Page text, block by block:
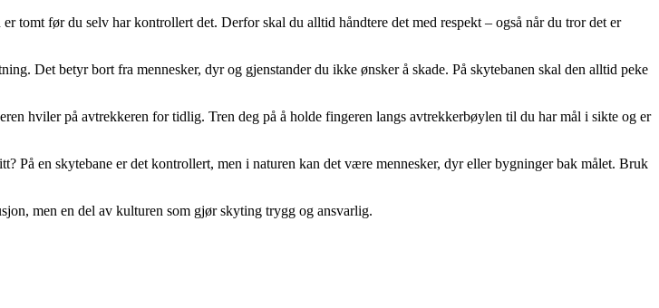
tomt før du selv har kontrollert det. Derfor skal du alltid håndtere det med respekt – også når du tror det er
Det betyr bort fra mennesker, dyr og gjenstander du ikke ønsker å skade. På skytebanen skal den alltid peke
hviler på avtrekkeren for tidlig. Tren deg på å holde fingeren langs avtrekkerbøylen til du har mål i sikte og er
På en skytebane er det kontrollert, men i naturen kan det være mennesker, dyr eller bygninger bak målet. Bruk
men en del av kulturen som gjør skyting trygg og ansvarlig.